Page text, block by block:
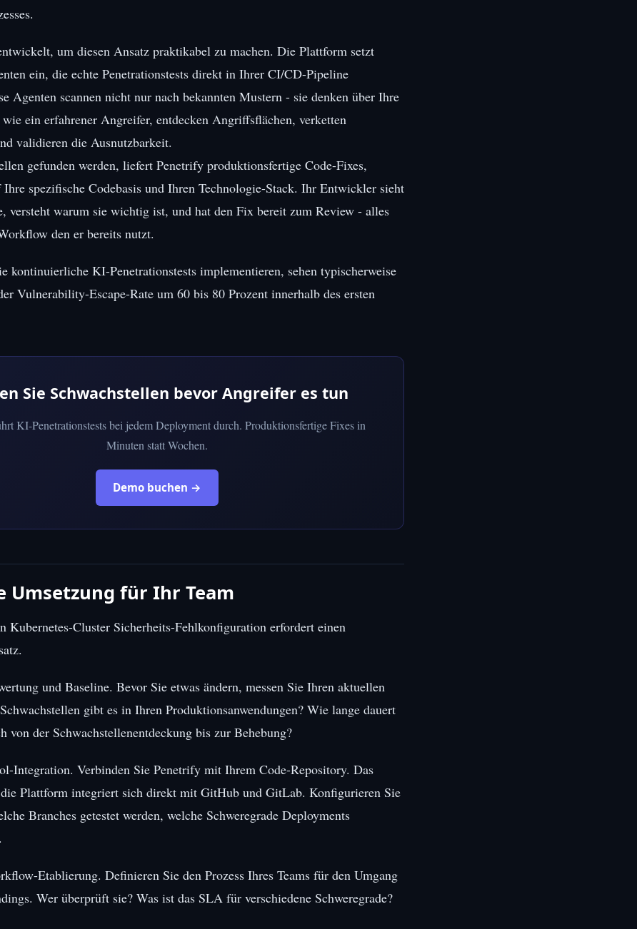
um diesen Ansatz praktikabel zu machen. Die Plattform setzt
ein, die echte Penetrationstests direkt in Ihrer CI/CD-Pipeline
Agenten scannen nicht nur nach bekannten Mustern - sie denken über Ihre
ein erfahrener Angreifer, entdecken Angriffsflächen, verketten
validieren die Ausnutzbarkeit.
gefunden werden, liefert Penetrify produktionsfertige Code-Fixes,
Ihre spezifische Codebasis und Ihren Technologie-Stack. Ihr Entwickler sieht
versteht warum sie wichtig ist, und hat den Fix bereit zum Review - alles
den er bereits nutzt.
kontinuierliche KI-Penetrationstests implementieren, sehen typischerweise
Vulnerability-Escape-Rate um 60 bis 80 Prozent innerhalb des ersten
Sie Schwachstellen bevor Angreifer es tun
KI-Penetrationstests bei jedem Deployment durch. Produktionsfertige Fixes in
Minuten statt Wochen.
Demo buchen →
Umsetzung für Ihr Team
Kubernetes-Cluster Sicherheits-Fehlkonfiguration erfordert einen
und Baseline. Bevor Sie etwas ändern, messen Sie Ihren aktuellen
gibt es in Ihren Produktionsanwendungen? Wie lange dauert
von der Schwachstellenentdeckung bis zur Behebung?
Integration. Verbinden Sie Penetrify mit Ihrem Code-Repository. Das
Plattform integriert sich direkt mit GitHub und GitLab. Konfigurieren Sie
Branches getestet werden, welche Schweregrade Deployments
Etablierung. Definieren Sie den Prozess Ihres Teams für den Umgang
Wer überprüft sie? Was ist das SLA für verschiedene Schweregrade?